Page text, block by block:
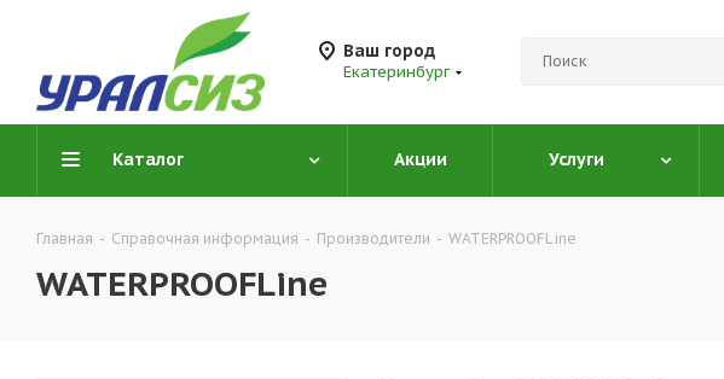
Ваш город
Екатеринбург
Каталог Акции Услуги
Главная - Справочная информация - Производители - WATERPROOFLine
WATERPROOFLine